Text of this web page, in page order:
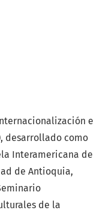
e
desarrollado como
Interamericana de
de Antioquia,
de la